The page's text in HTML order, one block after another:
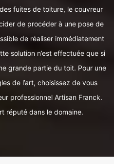
fuites de toiture, le couvreur
de procéder à une pose de
de réaliser immédiatement
solution n’est effectuée que si
grande partie du toit. Pour une
de l’art, choisissez de vous
professionnel Artisan Franck.
réputé dans le domaine.